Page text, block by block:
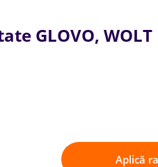
GLOVO, WOLT
Aplică